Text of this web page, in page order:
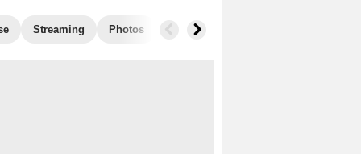
Streaming Photos Blu-Ray, DVD